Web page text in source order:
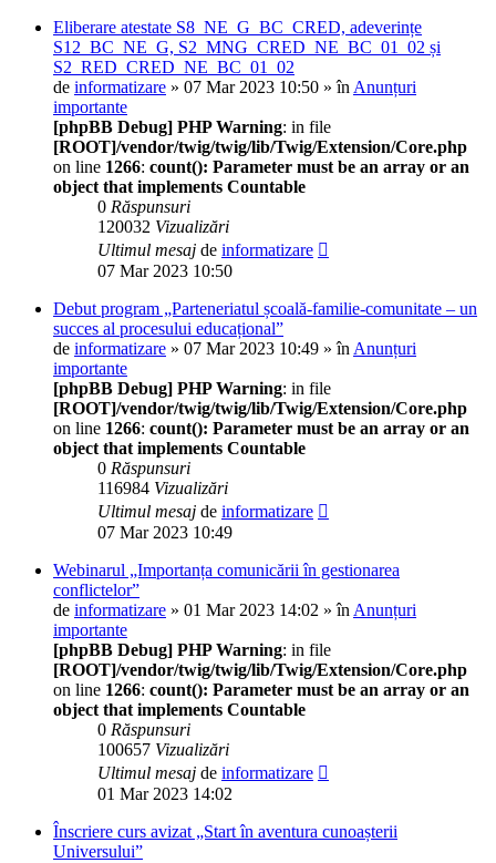
Eliberare atestate S8_NE_G_BC_CRED, adeverințe
S12_BC_NE_G, S2_MNG_CRED_NE_BC_01_02 și
S2_RED_CRED_NE_BC_01_02
de informatizare » 07 Mar 2023 10:50 » în Anunțuri
importante
[phpBB Debug] PHP Warning: in file
[ROOT]/vendor/twig/twig/lib/Twig/Extension/Core.php
on line 1266: count(): Parameter must be an array or an
object that implements Countable
0 Răspunsuri
120032 Vizualizări
Ultimul mesaj de informatizare
07 Mar 2023 10:50
Debut program „Parteneriatul școală-familie-comunitate – un
succes al procesului educațional”
de informatizare » 07 Mar 2023 10:49 » în Anunțuri
importante
[phpBB Debug] PHP Warning: in file
[ROOT]/vendor/twig/twig/lib/Twig/Extension/Core.php
on line 1266: count(): Parameter must be an array or an
object that implements Countable
0 Răspunsuri
116984 Vizualizări
Ultimul mesaj de informatizare
07 Mar 2023 10:49
Webinarul „Importanța comunicării în gestionarea
conflictelor”
de informatizare » 01 Mar 2023 14:02 » în Anunțuri
importante
[phpBB Debug] PHP Warning: in file
[ROOT]/vendor/twig/twig/lib/Twig/Extension/Core.php
on line 1266: count(): Parameter must be an array or an
object that implements Countable
0 Răspunsuri
100657 Vizualizări
Ultimul mesaj de informatizare
01 Mar 2023 14:02
Înscriere curs avizat „Start în aventura cunoașterii
Universului”